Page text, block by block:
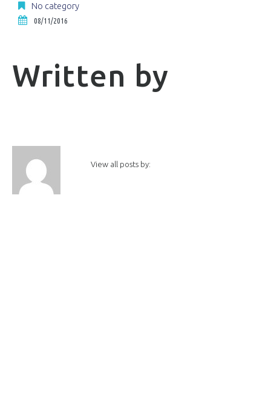
No category
08/11/2016
Written by
View all posts by: